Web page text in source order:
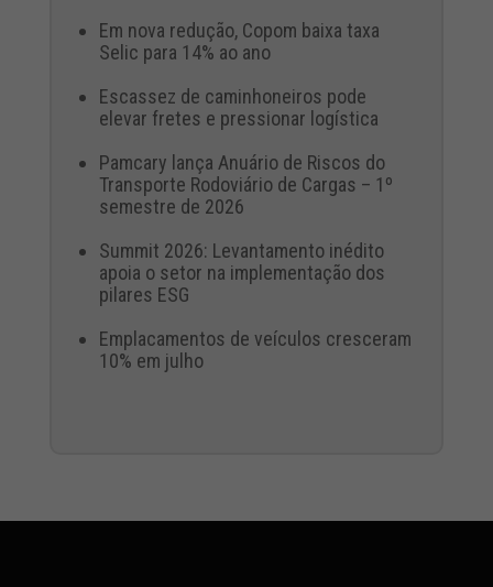
Em nova redução, Copom baixa taxa
Selic para 14% ao ano
Escassez de caminhoneiros pode
elevar fretes e pressionar logística
Pamcary lança Anuário de Riscos do
Transporte Rodoviário de Cargas – 1º
semestre de 2026
Summit 2026: Levantamento inédito
apoia o setor na implementação dos
pilares ESG
Emplacamentos de veículos cresceram
10% em julho